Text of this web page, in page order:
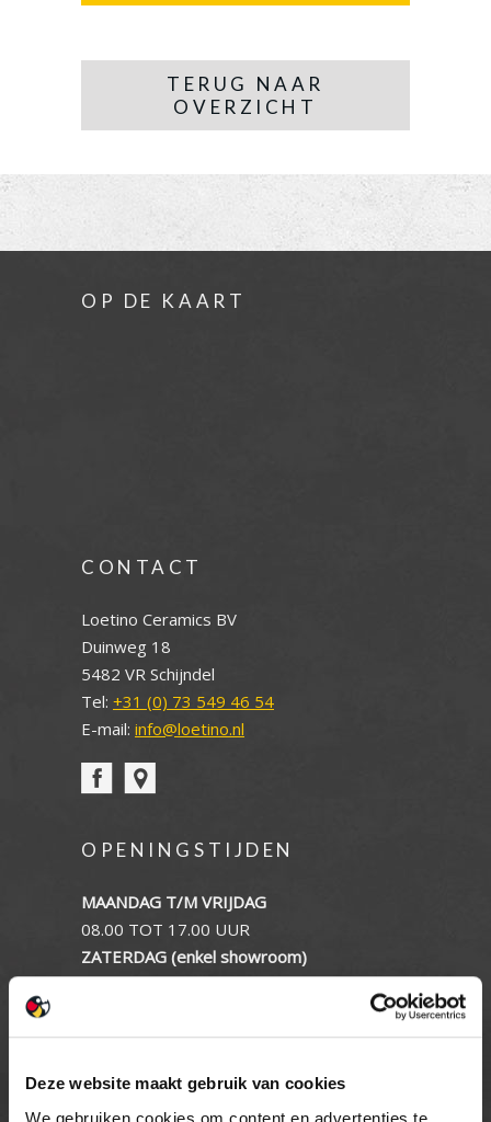
Deze website maakt gebruik van cookies
We gebruiken cookies om content en advertenties te
TERUG NAAR
OVERZICHT
OP DE KAART
CONTACT
Loetino Ceramics BV
Duinweg 18
5482 VR Schijndel
Tel: +31 (0) 73 549 46 54
E-mail: info@loetino.nl
OPENINGSTIJDEN
MAANDAG T/M VRIJDAG
08.00 TOT 17.00 UUR
ZATERDAG (enkel showroom)
09.00 TOT 12.00 UUR
GESLOTEN
INFORMATIE